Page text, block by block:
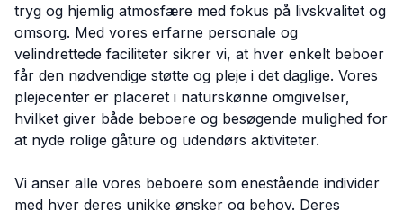
tryg og hjemlig atmosfære med fokus på livskvalitet og
omsorg. Med vores erfarne personale og
velindrettede faciliteter sikrer vi, at hver enkelt beboer
får den nødvendige støtte og pleje i det daglige. Vores
plejecenter er placeret i naturskønne omgivelser,
hvilket giver både beboere og besøgende mulighed for
at nyde rolige gåture og udendørs aktiviteter.
Vi anser alle vores beboere som enestående individer
med hver deres unikke ønsker og behov. Deres